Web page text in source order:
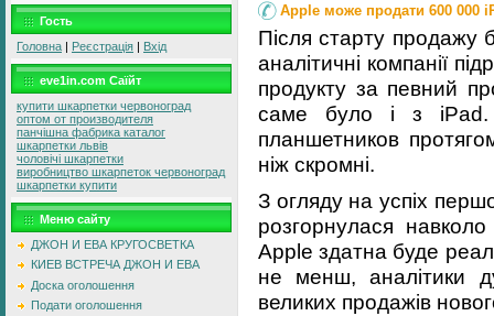
Гость
Головна | Реєстрація | Вхід
eve1in.com Саїйт
купити шкарпетки червоноград
оптом от производителя
панчішна фабрика каталог
шкарпетки львів
чоловічі шкарпетки
виробництво шкарпеток червоноград
шкарпетки купити
Меню сайту
ДЖОН И ЕВА КРУГОСВЕТКА
КИЕВ ВСТРЕЧА ДЖОН И ЕВА
Доска оголошення
Подати оголошення
Apple може продати 600 000
Після старту продажу
аналітичні компанії
продукту за певний
саме було і з iPad.
планшетников
ніж скромні.
З огляду на успіх
розгорнулася
Apple здатна буде
не менш, аналітики
великих продажів